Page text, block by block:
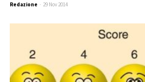
Redazione - 29 Nov 2014